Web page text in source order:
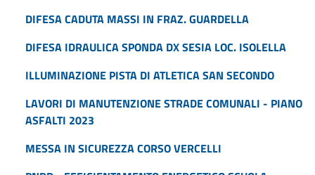
DIFESA CADUTA MASSI IN FRAZ. GUARDELLA
DIFESA IDRAULICA SPONDA DX SESIA LOC. ISOLELLA
ILLUMINAZIONE PISTA DI ATLETICA SAN SECONDO
LAVORI DI MANUTENZIONE STRADE COMUNALI - PIANO
ASFALTI 2023
MESSA IN SICUREZZA CORSO VERCELLI